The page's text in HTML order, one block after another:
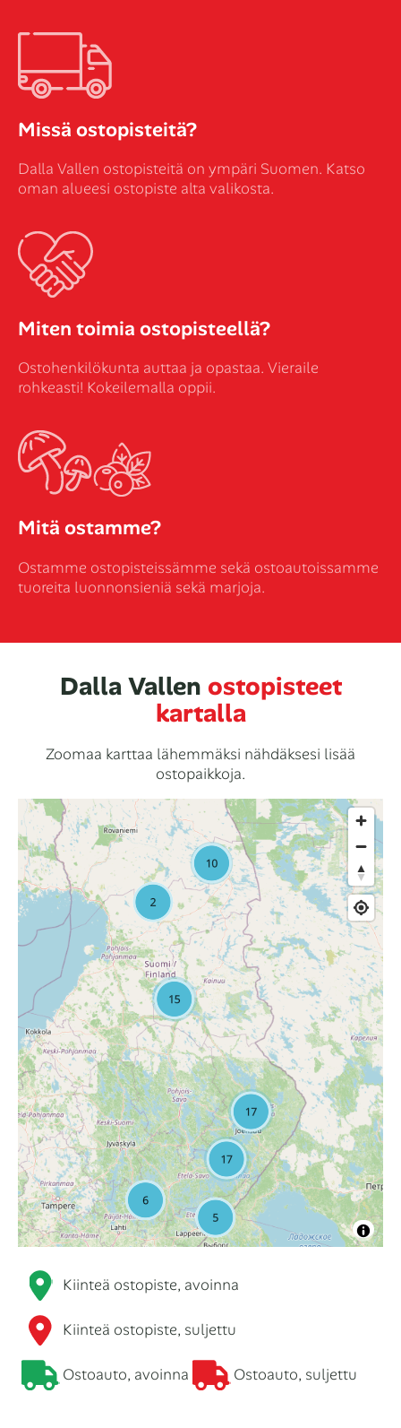
Missä ostopisteitä?
Dalla Vallen ostopisteitä on ympäri Suomen. Katso
oman alueesi ostopiste alta valikosta.
Miten toimia ostopisteellä?
Ostohenkilökunta auttaa ja opastaa. Vieraile
rohkeasti! Kokeilemalla oppii.
Mitä ostamme?
Ostamme ostopisteissämme sekä ostoautoissamme
tuoreita luonnonsieniä sekä marjoja.
Dalla Vallen ostopisteet
kartalla
Zoomaa karttaa lähemmäksi nähdäksesi lisää
ostopaikkoja.
Kiinteä ostopiste, avoinna
Kiinteä ostopiste, suljettu
Ostoauto, avoinna Ostoauto, suljettu